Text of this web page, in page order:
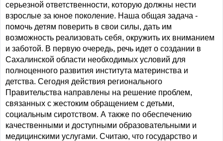
серьезной ответственности, которую должны нести
взрослые за юное поколение. Наша общая задача -
помочь детям поверить в свои силы, дать им
возможность реализовать себя, окружить их вниманием
и заботой. В первую очередь, речь идет о создании в
Сахалинской области необходимых условий для
полноценного развития института материнства и
детства. Сегодня действия регионального
Правительства направлены на решение проблем,
связанных с жестоким обращением с детьми,
социальным сиротством. А также по обеспечению
качественными и доступными образовательными и
медицинскими услугами. Считаю, что государство и